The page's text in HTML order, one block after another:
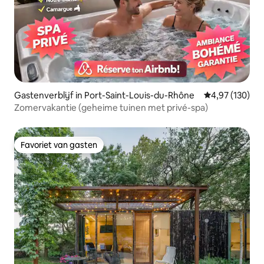
Gastenverblijf in Port-Saint-Louis-du-Rhône Gemiddelde
4,97 (130)
Zomervakantie (geheime tuinen met privé-spa)
Favoriet van gasten
Favoriet van gasten